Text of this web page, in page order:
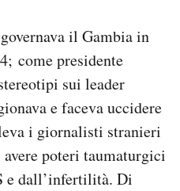
il Gambia in
come presidente
sui leader
e faceva uccidere
i giornalisti stranieri
poteri taumaturgici
e dall’infertilità. Di